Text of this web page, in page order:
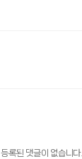
등록된 댓글이 없습니다.